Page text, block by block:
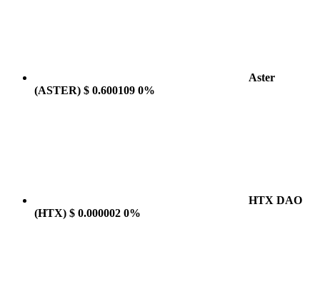
Aster
(ASTER) $ 0.600109 0%
HTX DAO
(HTX) $ 0.000002 0%